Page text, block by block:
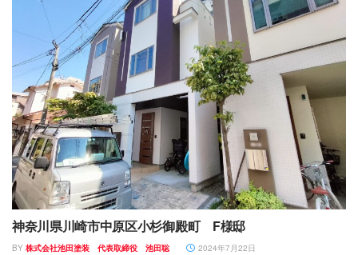
神奈川県川崎市中原区小杉御殿町 F様邸
BY 株式会社池田塗装 代表取締役 池田聡 2024年7月22日